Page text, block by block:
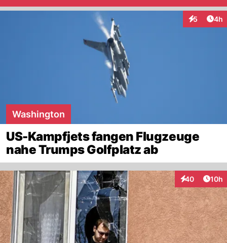
5 4h
Washington
US-Kampfjets fangen Flugzeuge
nahe Trumps Golfplatz ab
40
Interaktionen
10h